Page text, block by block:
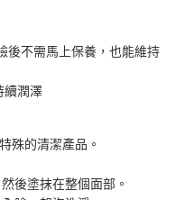
後不需馬上保養，也能維持
續潤澤
殊的清潔產品。
後塗抹在整個面部。